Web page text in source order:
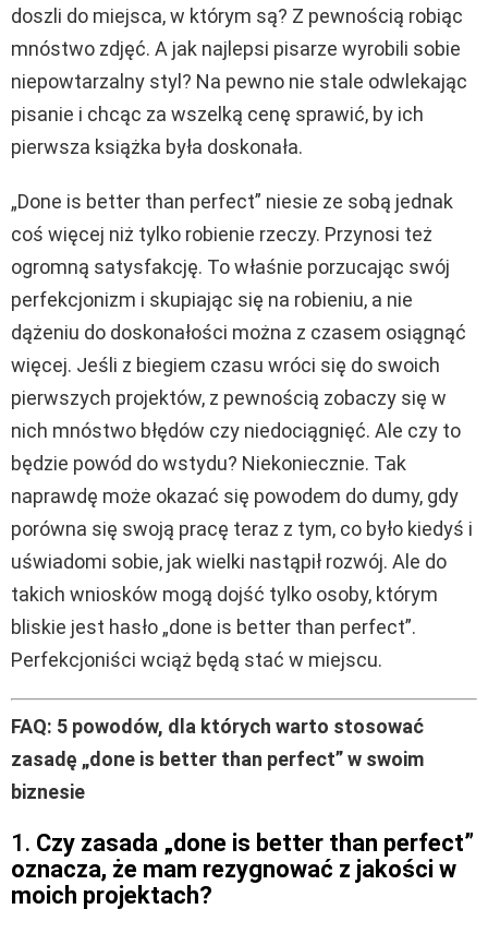
doszli do miejsca, w którym są? Z pewnością robiąc
mnóstwo zdjęć. A jak najlepsi pisarze wyrobili sobie
niepowtarzalny styl? Na pewno nie stale odwlekając
pisanie i chcąc za wszelką cenę sprawić, by ich
pierwsza książka była doskonała.
„Done is better than perfect” niesie ze sobą jednak
coś więcej niż tylko robienie rzeczy. Przynosi też
ogromną satysfakcję. To właśnie porzucając swój
perfekcjonizm i skupiając się na robieniu, a nie
dążeniu do doskonałości można z czasem osiągnąć
więcej. Jeśli z biegiem czasu wróci się do swoich
pierwszych projektów, z pewnością zobaczy się w
nich mnóstwo błędów czy niedociągnięć. Ale czy to
będzie powód do wstydu? Niekoniecznie. Tak
naprawdę może okazać się powodem do dumy, gdy
porówna się swoją pracę teraz z tym, co było kiedyś i
uświadomi sobie, jak wielki nastąpił rozwój. Ale do
takich wniosków mogą dojść tylko osoby, którym
bliskie jest hasło „done is better than perfect”.
Perfekcjoniści wciąż będą stać w miejscu.
FAQ: 5 powodów, dla których warto stosować
zasadę „done is better than perfect” w swoim
biznesie
1. Czy zasada „done is better than perfect”
oznacza, że mam rezygnować z jakości w
moich projektach?